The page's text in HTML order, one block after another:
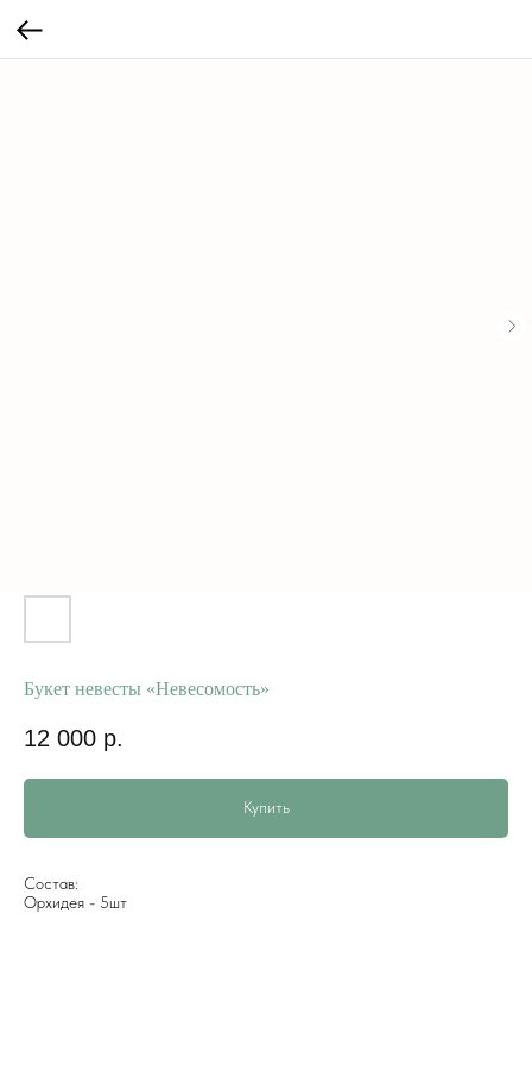
Букет невесты «Невесомость»
12 000 р.
Купить
Состав:
Орхидея - 5шт